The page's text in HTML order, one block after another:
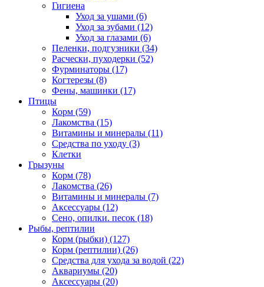
Гигиена
Уход за ушами (6)
Уход за зубами (12)
Уход за глазами (6)
Пеленки, подгузники (34)
Расчески, пуходерки (52)
Фурминаторы (17)
Когтерезы (8)
Фены, машинки (17)
Птицы
Корм (59)
Лакомства (15)
Витамины и минералы (11)
Средства по уходу (3)
Клетки
Грызуны
Корм (78)
Лакомства (26)
Витамины и минералы (7)
Аксессуары (12)
Сено, опилки. песок (18)
Рыбы, рептилии
Корм (рыбки) (127)
Корм (рептилии) (26)
Средства для ухода за водой (22)
Аквариумы (20)
Аксессуары (20)